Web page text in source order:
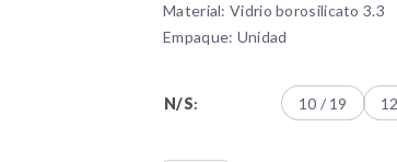
Material: Vidrio borosilicato 3.3
Empaque: Unidad
N/S: 10 / 19